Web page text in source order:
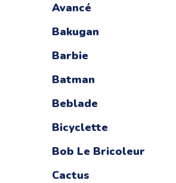
Avancé
Bakugan
Barbie
Batman
Beblade
Bicyclette
Bob Le Bricoleur
Cactus